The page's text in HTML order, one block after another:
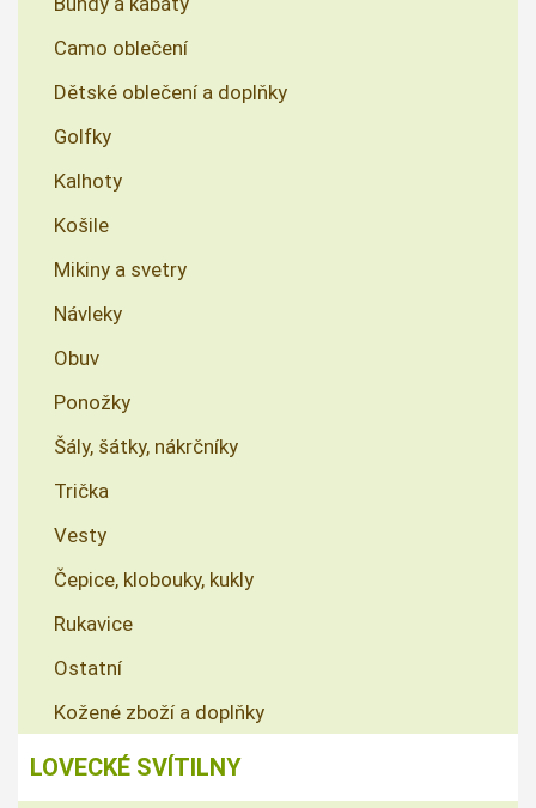
Camo oblečení
Dětské oblečení a doplňky
Golfky
Kalhoty
Košile
Mikiny a svetry
Návleky
Obuv
Ponožky
Šály, šátky, nákrčníky
Trička
Vesty
Čepice, klobouky, kukly
Rukavice
Ostatní
Kožené zboží a doplňky
LOVECKÉ SVÍTILNY